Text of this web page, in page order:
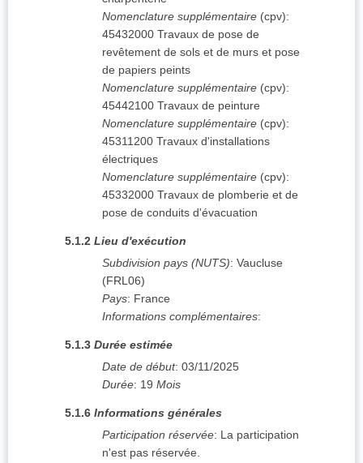
Nomenclature supplémentaire (cpv):
45432000 Travaux de pose de
revêtement de sols et de murs et pose
de papiers peints
Nomenclature supplémentaire (cpv):
45442100 Travaux de peinture
Nomenclature supplémentaire (cpv):
45311200 Travaux d'installations
électriques
Nomenclature supplémentaire (cpv):
45332000 Travaux de plomberie et de
pose de conduits d'évacuation
5.1.2 Lieu d'exécution
Subdivision pays (NUTS): Vaucluse
(FRL06)
Pays: France
Informations complémentaires:
5.1.3 Durée estimée
Date de début: 03/11/2025
Durée: 19 Mois
5.1.6 Informations générales
Participation réservée: La participation
n'est pas réservée.